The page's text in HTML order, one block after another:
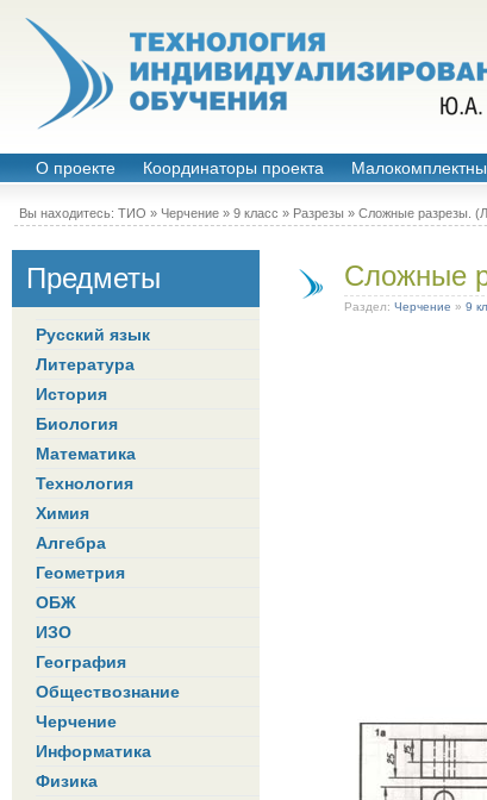
О проекте Координаторы проекта
Вы находитесь: ТИО » Черчение » 9 класс » Разрезы » Сложные разрезы.
Предметы
Русский язык
Литература
История
Биология
Математика
Технология
Химия
Алгебра
Геометрия
ОБЖ
ИЗО
География
Обществознание
Черчение
Информатика
Физика
Сложные
Раздел: Черчение » 9